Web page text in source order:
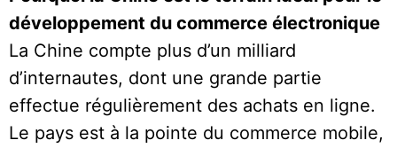
développement du commerce électronique
La Chine compte plus d’un milliard
d’internautes, dont une grande partie
effectue régulièrement des achats en ligne.
Le pays est à la pointe du commerce mobile,